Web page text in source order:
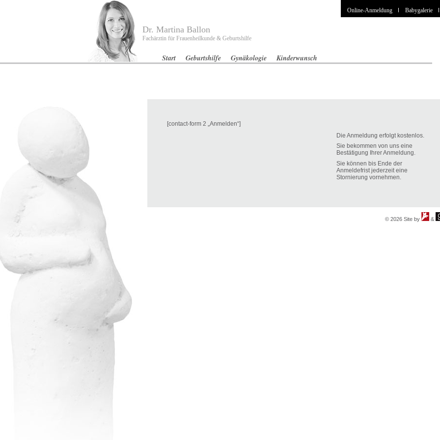
Dr. Martina Ballon
Fachärztin für Frauenheilkunde & Geburtshilfe
Start Geburtshilfe Gynäkologie Kinderwunsch
Online-Anmeldung Babygalerie
[contact-form 2 „Anmelden“]
Die Anmeldung erfolgt kostenlos.
Sie bekommen von uns eine
Bestätigung Ihrer Anmeldung.
Sie können bis Ende der
Anmeldefrist jederzeit eine
Stornierung vornehmen.
© 2026 Site by &